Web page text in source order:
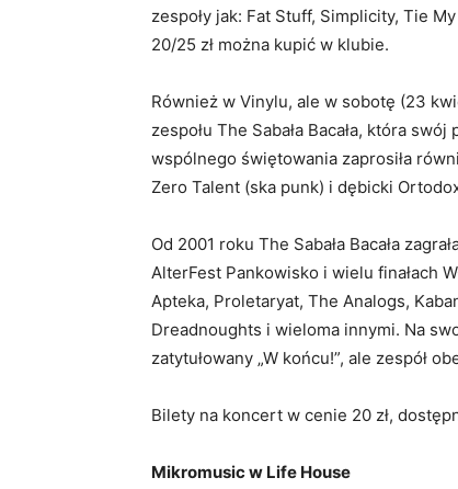
zespoły jak: Fat Stuff, Simplicity, Tie
20/25 zł można kupić w klubie.
Również w Vinylu, ale w sobotę (23
zespołu The Sabała Bacała, która
wspólnego świętowania zaprosiła
Zero Talent (ska punk) i dębicki
Od 2001 roku The Sabała Bacała
AlterFest Pankowisko i wielu finałach
Apteka, Proletaryat, The Analogs,
Dreadnoughts i wieloma innymi. Na
zatytułowany „W końcu!”, ale zespół
Bilety na koncert w cenie 20 zł,
Mikromusic w Life House